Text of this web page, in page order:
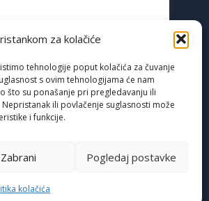
za kolačiće
tehnologije poput kolačića za čuvanje
s ovim tehnologijama će nam
što su ponašanje pri pregledavanju ili
ili povlačenje suglasnosti može
i funkcije.
Zabrani Pogledaj postavke
kolačića